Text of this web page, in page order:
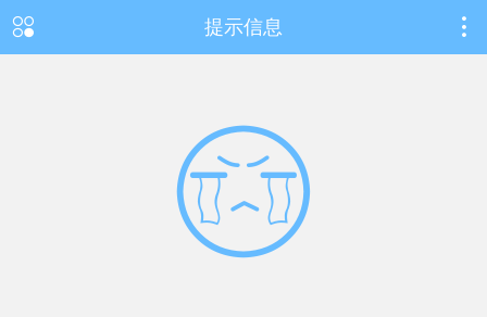
提示信息